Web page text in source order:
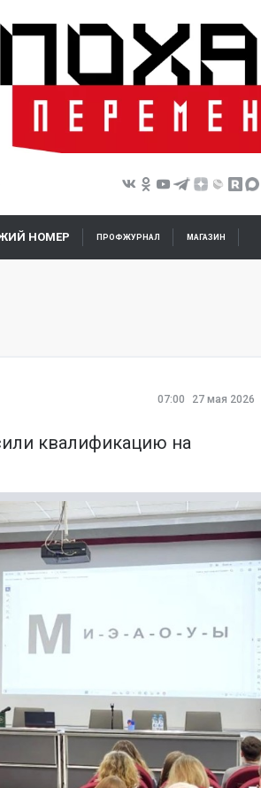
НОМЕР ПРОФЖУРНАЛ МАГАЗИН
07:00 27 мая 2026
квалификацию на